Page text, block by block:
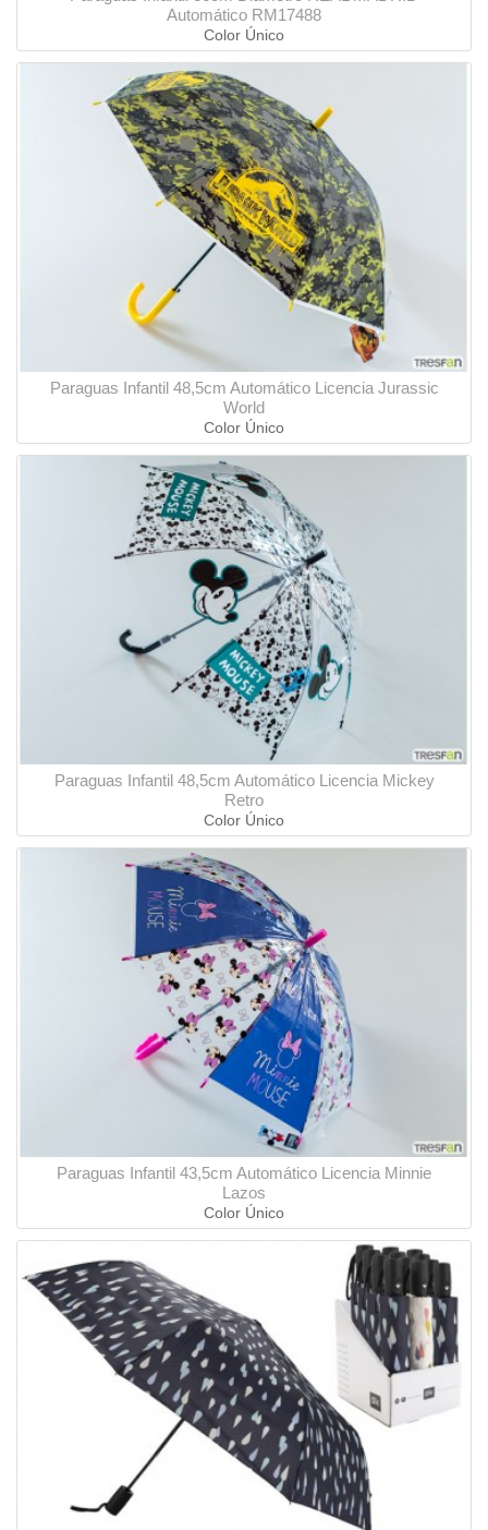
Automático RM17488
Color Único
Paraguas Infantil 48,5cm Automático Licencia Jurassic
World
Color Único
Paraguas Infantil 48,5cm Automático Licencia Mickey
Retro
Color Único
Paraguas Infantil 43,5cm Automático Licencia Minnie
Lazos
Color Único